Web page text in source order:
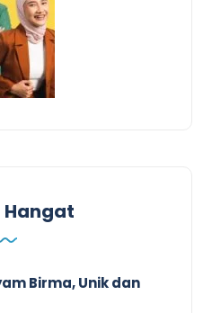
Hangat
Birma, Unik dan